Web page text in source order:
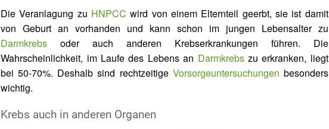
Die Veranlagung zu HNPCC wird von einem Elternteil geerbt, sie ist damit
von Geburt an vorhanden und kann schon im jungen Lebensalter zu
Darmkrebs oder auch anderen Krebserkrankungen führen. Die
Wahrscheinlichkeit, im Laufe des Lebens an Darmkrebszu erkranken, liegt
bei 50-70%. Deshalb sind rechtzeitige Vorsorgeuntersuchungen besonders
wichtig.
Krebs auch in anderen Organen